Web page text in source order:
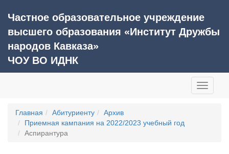
Частное образовательное учреждение
высшего образования «Институт Дружбы
народов Кавказа»
ЧОУ ВО ИДНК
Toggle
Главная
Абитуриенту
Архив
Приемная кампания на 2022/2023 учебный год
Аспирантура